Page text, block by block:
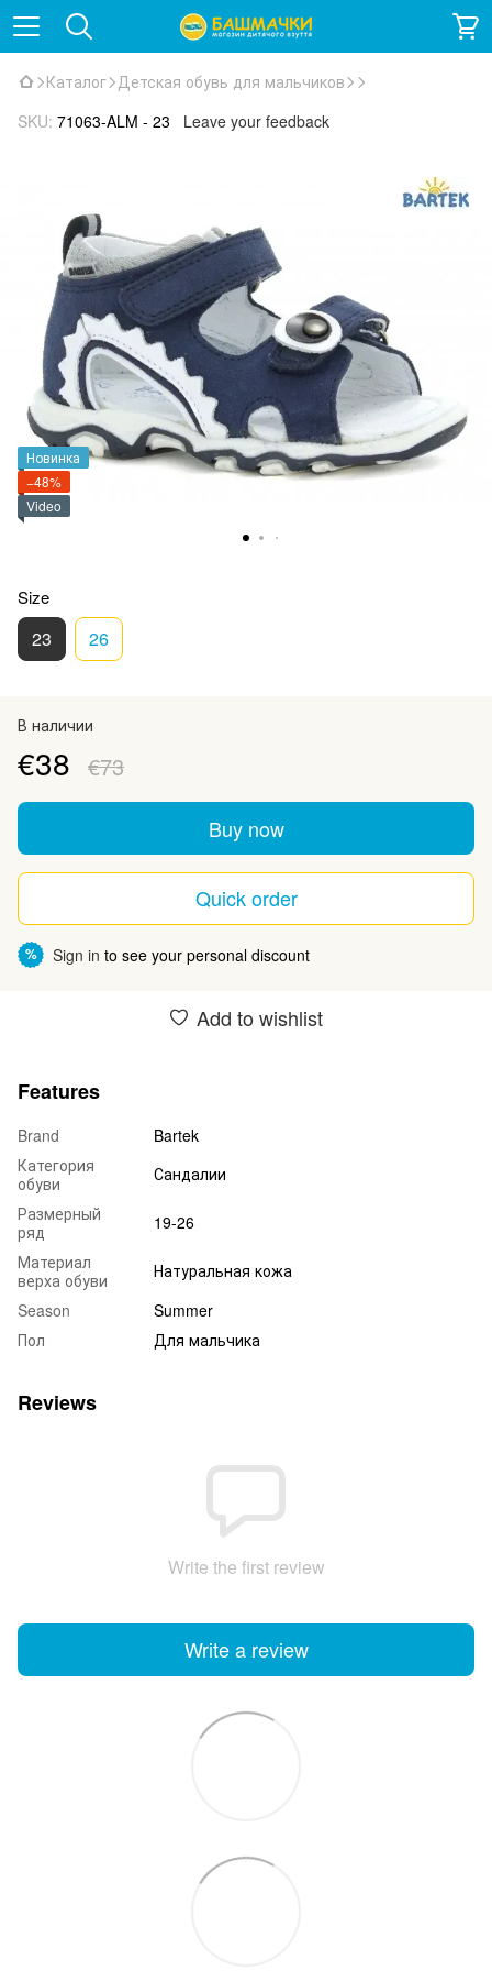
Каталог Детская обувь для мальчиков
SKU: 71063-ALM - 23 Leave your feedback
Новинка
−48%
Video
Size
23 26
В наличии
€38 €73
Buy now
Quick order
% Sign in to see your personal discount
Add to wishlist
Features
Brand
Bartek
Категория
обуви
Сандалии
Размерный
ряд
19-26
Материал
верха обуви
Натуральная кожа
Season
Summer
Пол
Для мальчика
Reviews
Write the first review
Write a review